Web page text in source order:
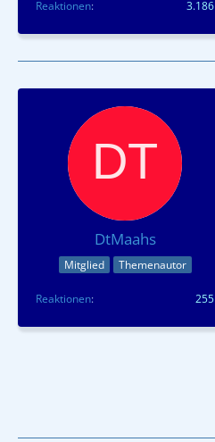
Reaktionen 3.186
DtMaahs
Mitglied Themenautor
Reaktionen 255